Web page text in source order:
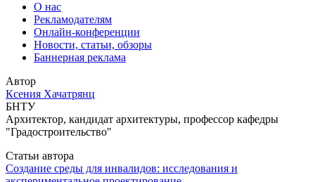
О нас
Рекламодателям
Онлайн-конференции
Новости, статьи, обзоры
Баннерная реклама
Автор
Ксения Хачатрянц
БНТУ
Архитектор, кандидат архитектуры, профессор кафедры
"Градостроительство"
Статьи автора
Создание среды для инвалидов: исследования и